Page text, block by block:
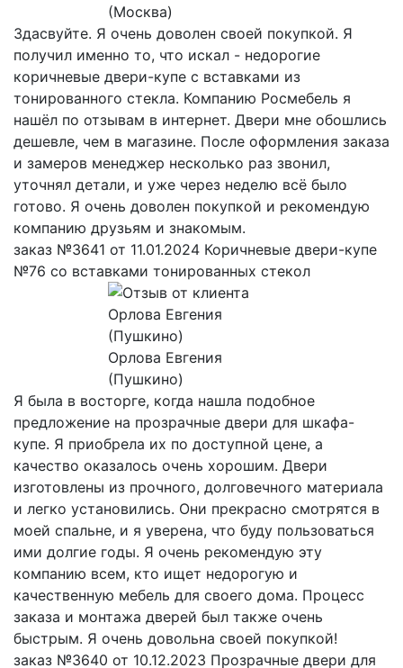
(Москва)
Здасвуйте. Я очень доволен своей покупкой. Я
получил именно то, что искал - недорогие
коричневые двери-купе с вставками из
тонированного стекла. Компанию Росмебель я
нашёл по отзывам в интернет. Двери мне обошлись
дешевле, чем в магазине. После оформления заказа
и замеров менеджер несколько раз звонил,
уточнял детали, и уже через неделю всё было
готово. Я очень доволен покупкой и рекомендую
компанию друзьям и знакомым.
заказ №3641 от 11.01.2024 Коричневые двери-купе
№76 со вставками тонированных стекол
Орлова Евгения
(Пушкино)
Я была в восторге, когда нашла подобное
предложение на прозрачные двери для шкафа-
купе. Я приобрела их по доступной цене, а
качество оказалось очень хорошим. Двери
изготовлены из прочного, долговечного материала
и легко установились. Они прекрасно смотрятся в
моей спальне, и я уверена, что буду пользоваться
ими долгие годы. Я очень рекомендую эту
компанию всем, кто ищет недорогую и
качественную мебель для своего дома. Процесс
заказа и монтажа дверей был также очень
быстрым. Я очень довольна своей покупкой!
заказ №3640 от 10.12.2023 Прозрачные двери для